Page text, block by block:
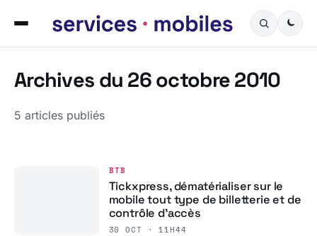
Archives du 26 octobre 2010
5 articles publiés
BTB
Tickxpress, dématérialiser sur le
mobile tout type de billetterie et de
contrôle d’accès
30 OCT · 11H44